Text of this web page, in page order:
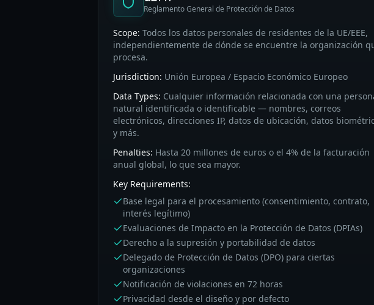
Reglamento General de Protección de Datos
Scope: Todos los datos personales de residentes de la UE/EEE,
independientemente de dónde se encuentre la organización
procesa.
Jurisdiction: Unión Europea / Espacio Económico Europeo
Data Types: Cualquier información relacionada con una
natural identificada o identificable — nombres, correos
electrónicos, direcciones IP, datos de ubicación, datos
y más.
Penalties: Hasta 20 millones de euros o el 4% de la facturación
anual global, lo que sea mayor.
Key Requirements:
Base legal para el procesamiento (consentimiento, contrato,
interés legítimo)
Evaluaciones de Impacto en la Protección de Datos (DPIAs)
Derecho a la supresión y portabilidad de datos
Delegado de Protección de Datos (DPO) para ciertas
organizaciones
Notificación de violaciones en 72 horas
Privacidad desde el diseño y por defecto